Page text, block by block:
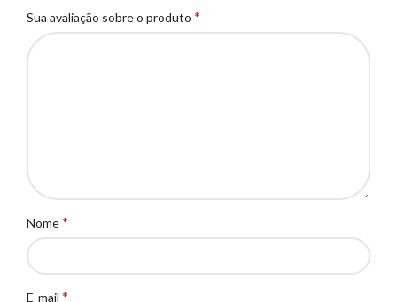
Sua avaliação sobre o produto *
Nome*
E-mail *